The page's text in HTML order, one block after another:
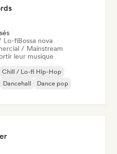
Lo-fiBossa nova
/ Mainstream
leur musique
Chill / Lo-fi Hip-Hop
Dancehall
Dance pop